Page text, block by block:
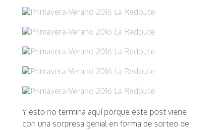
Y esto no termina aquí porque este post viene
con una sorpresa genial en forma de sorteo de